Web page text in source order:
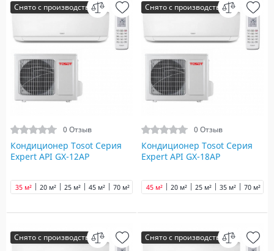
Снято с производства
0 Отзыв
Кондиционер Tosot Серия
Expert API GX-12AP
20 м² 25 м²
35 м² 45 м² 70 м² 90 м²
Снято с производства
0 Отзыв
Кондиционер Tosot Серия
Expert API GX-18AP
20 м² 25 м² 35 м²
45 м² 70 м²
Снято с производства Снято с производства